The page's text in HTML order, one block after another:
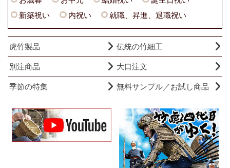
新築祝い
内祝い 就職、昇進、退職祝い
虎竹製品 伝統の竹細工
別注商品 大口注文
季節の特集 無料サンプル／お試し商品